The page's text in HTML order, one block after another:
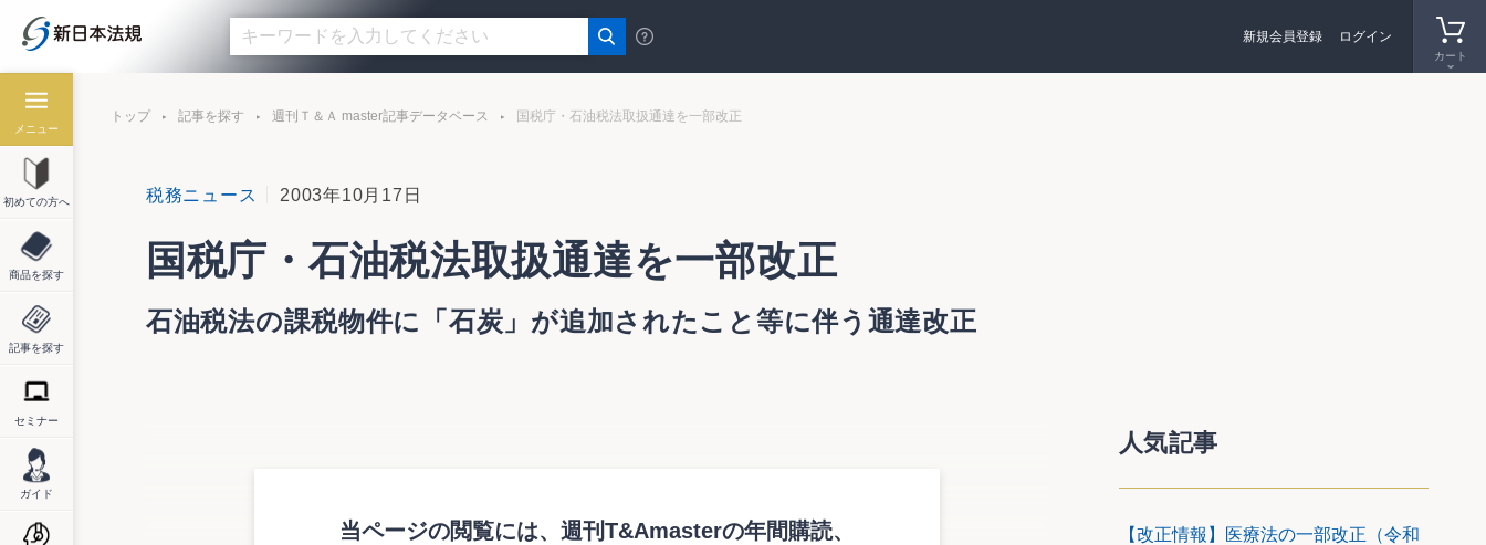
カート
新規会員登録 ログイン
メニュー
初めての方へ
商品を探す
記事を探す
セミナー
ガイド
トップ 記事を探す 週刊Ｔ＆Ａ master記事データベース 国税庁・石油税法取扱通達を一部改正
税務ニュース 2003年10月17日
国税庁・石油税法取扱通達を一部改正
石油税法の課税物件に「石炭」が追加されたこと等に伴う通達改正
当ページの閲覧には、週刊T&Amasterの年間購読、
人気記事
【改正情報】医療法の一部改正（令和